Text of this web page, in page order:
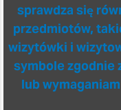
sprawdza się
przedmiotów,
wizytówki i
symbole zgodnie
lub